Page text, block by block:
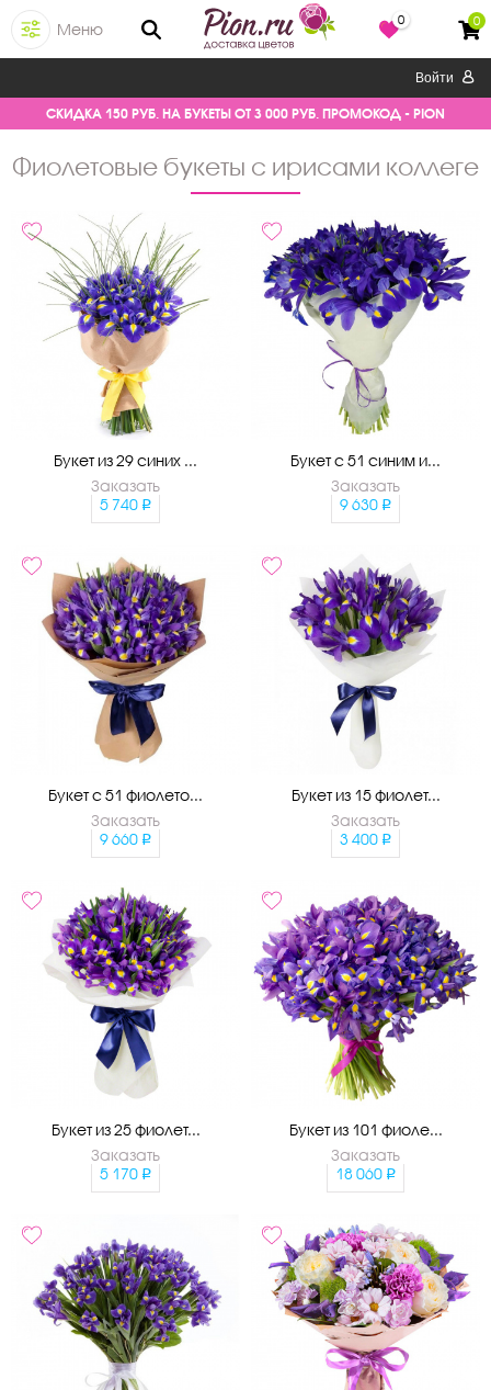
Меню
0 0
Войти
СКИДКА 150 РУБ. НА БУКЕТЫ ОТ 3 000 РУБ. ПРОМОКОД - PION
фиолетовые букеты с ирисами коллеге
Букет из 29 синих ...
Заказать
5 740
Букет с 51 синим и...
Заказать
9 630
Букет с 51 фиолето...
Заказать
9 660
Букет из 15 фиолет...
Заказать
3 400
Букет из 25 фиолет...
Заказать
5 170
Букет из 101 фиоле...
Заказать
18 060